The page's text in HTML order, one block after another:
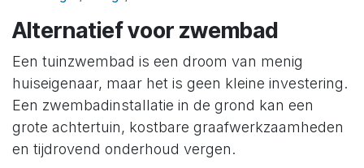
Alternatief voor zwembad
Een tuinzwembad is een droom van menig
huiseigenaar, maar het is geen kleine investering.
Een zwembadinstallatie in de grond kan een
grote achtertuin, kostbare graafwerkzaamheden
en tijdrovend onderhoud vergen.